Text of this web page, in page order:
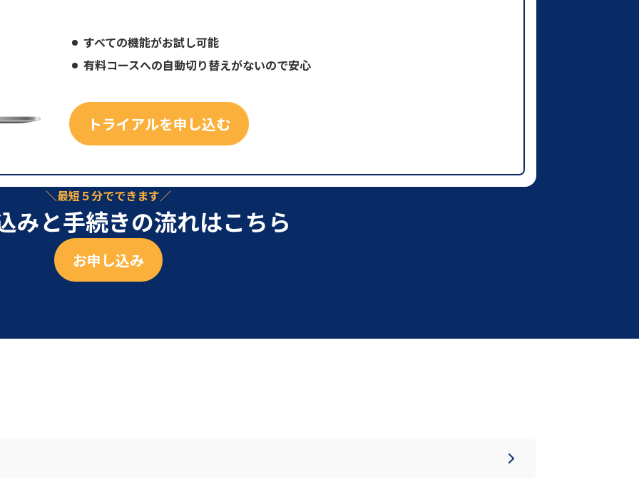
すべての機能がお試し可能
有料コースへの自動切り替えがないので安心
トライアルを申し込む
最短５分でできます
みと手続きの流れはこちら
お申し込み